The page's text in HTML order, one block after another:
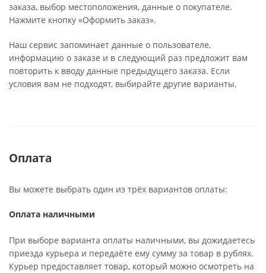
заказа, выбор местоположения, данные о покупателе.
Нажмите кнопку «Оформить заказ».
Наш сервис запоминает данные о пользователе,
информацию о заказе и в следующий раз предложит вам
повторить к вводу данные предыдущего заказа. Если
условия вам не подходят, выбирайте другие варианты.
Оплата
Вы можете выбрать один из трёх вариантов оплаты:
Оплата наличными
При выборе варианта оплаты наличными, вы дожидаетесь
приезда курьера и передаёте ему сумму за товар в рублях.
Курьер предоставляет товар, который можно осмотреть на